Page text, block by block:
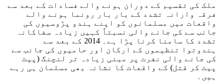
ملک کی تقسیم کے دوران ہونے والے فسادات کے بعد سے
فرقہ وارانہ تشدد کے بار بار رونما ہونے والے
واقعات میں مسلمانوں کو اپنے ہندو پڑوسیوں کی
جانب سے کی جانے والی نسبتاً کہیں زیادہ سفاکانہ
تشدد کا سامنا کرنا پڑا ہے۔ 2014 کے بعد سے
ہندوتوا تنظیموں کے ارکان اور حامیوں کی جانب سے
کی جانے والی نفرت پر مبنی زیادہ تر لنچنگ (پیٹ
پیٹ کر قتل) کے واقعات کا نشانہ بھی مسلمان ہی رہے
ہیں۔